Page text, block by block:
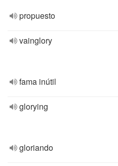
propuesto
vainglory
fama inútil
glorying
gloriando